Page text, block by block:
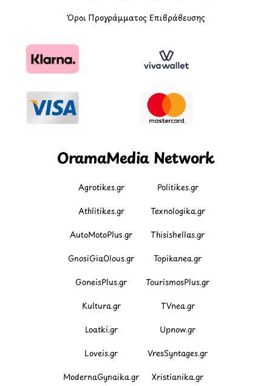
Όροι Προγράμματος Επιβράβευσης
OramaMedia Network
Agrotikes.gr Politikes.gr
Athlitikes.gr Texnologika.gr
AutoMotoPlus.gr Thisishellas.gr
GnosiGiaOlous.gr Topikanea.gr
GoneisPlus.gr TourismosPlus.gr
Kultura.gr TVnea.gr
Loatki.gr Upnow.gr
Loveis.gr VresSyntages.gr
ModernaGynaika.gr Xristianika.gr